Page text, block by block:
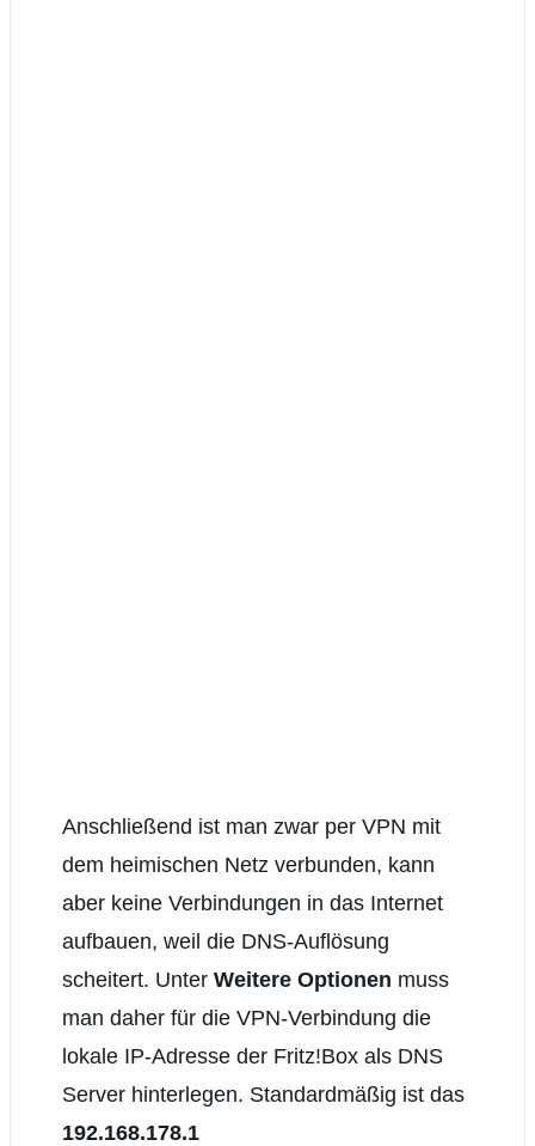
Anschließend ist man zwar per VPN mit
dem heimischen Netz verbunden, kann
aber keine Verbindungen in das Internet
aufbauen, weil die DNS-Auflösung
scheitert. Unter Weitere Optionen muss
man daher für die VPN-Verbindung die
lokale IP-Adresse der Fritz!Box als DNS
Server hinterlegen. Standardmäßig ist das
192.168.178.1